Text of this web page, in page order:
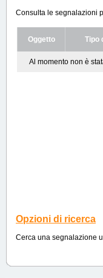
Consulta le segnalazioni
Oggetto Tipo
Al momento non è
Opzioni di ricerca
Cerca una segnalazione